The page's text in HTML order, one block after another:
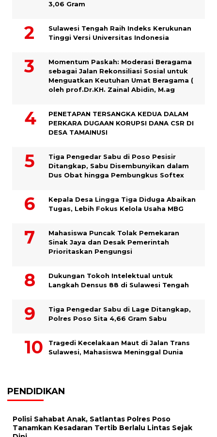
3,06 Gram
Sulawesi Tengah Raih Indeks Kerukunan
Tinggi Versi Universitas Indonesia
Momentum Paskah: Moderasi Beragama
sebagai Jalan Rekonsiliasi Sosial untuk
Menguatkan Keutuhan Umat Beragama (
oleh prof.Dr.KH. Zainal Abidin, M.ag
PENETAPAN TERSANGKA KEDUA DALAM
PERKARA DUGAAN KORUPSI DANA CSR DI
DESA TAMAINUSI
Tiga Pengedar Sabu di Poso Pesisir
Ditangkap, Sabu Disembunyikan dalam
Dus Obat hingga Pembungkus Softex
Kepala Desa Lingga Tiga Diduga Abaikan
Tugas, Lebih Fokus Kelola Usaha MBG
Mahasiswa Puncak Tolak Pemekaran
Sinak Jaya dan Desak Pemerintah
Prioritaskan Pengungsi
Dukungan Tokoh Intelektual untuk
Langkah Densus 88 di Sulawesi Tengah
Tiga Pengedar Sabu di Lage Ditangkap,
Polres Poso Sita 4,66 Gram Sabu
Tragedi Kecelakaan Maut di Jalan Trans
Sulawesi, Mahasiswa Meninggal Dunia
PENDIDIKAN
Polisi Sahabat Anak, Satlantas Polres Poso
Tanamkan Kesadaran Tertib Berlalu Lintas Sejak